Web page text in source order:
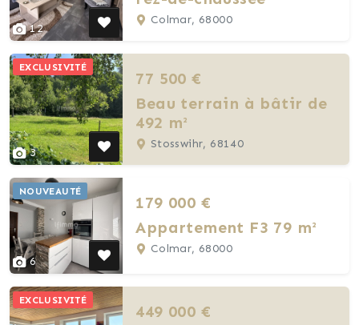
12
Colmar, 68000
3
EXCLUSIVITÉ
77 500 €
Beau terrain à bâtir de
492 m²
Stosswihr, 68140
6
NOUVEAUTÉ
179 000 €
Appartement F3 79 m²
Colmar, 68000
EXCLUSIVITÉ
449 000 €